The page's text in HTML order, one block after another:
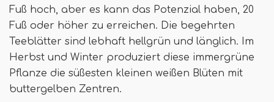
Fuß hoch, aber es kann das Potenzial haben, 20
Fuß oder höher zu erreichen. Die begehrten
Teeblätter sind lebhaft hellgrün und länglich. Im
Herbst und Winter produziert diese immergrüne
Pflanze die süßesten kleinen weißen Blüten mit
buttergelben Zentren.